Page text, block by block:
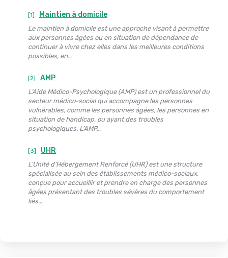
[1] Maintien à domicile
Le maintien à domicile est une approche visant à permettre
aux personnes âgées ou en situation de dépendance de
continuer à vivre chez elles dans les meilleures conditions
possibles, en…
[2] AMP
L’Aide Médico-Psychologique (AMP) est un professionnel du
secteur médico-social qui accompagne les personnes
vulnérables, comme les personnes âgées, les personnes en
situation de handicap, ou ayant des troubles
psychologiques. L’AMP…
[3] UHR
L’Unité d’Hébergement Renforcé (UHR) est une structure
spécialisée au sein des établissements médico-sociaux,
conçue pour accueillir et prendre en charge des personnes
âgées présentant des troubles sévères du comportement
liés…